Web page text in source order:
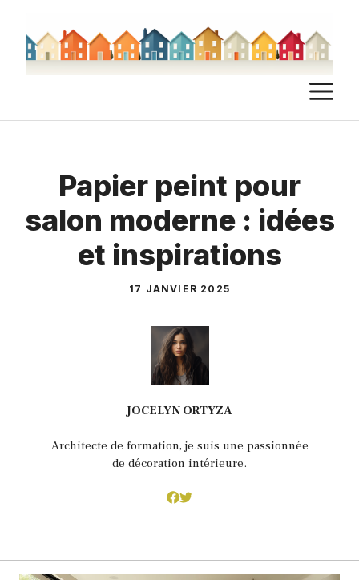
contenu
Papier peint pour
salon moderne : idées
et inspirations
17 JANVIER 2025
JOCELYN ORTYZA
Architecte de formation, je suis une passionnée
de décoration intérieure.